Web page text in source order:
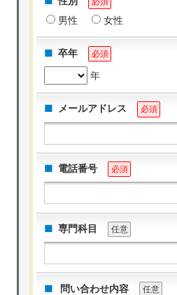
男性 女性
卒年 必須
年
メールアドレス 必須
電話番号 必須
専門科目 任意
問い合わせ内容 任意